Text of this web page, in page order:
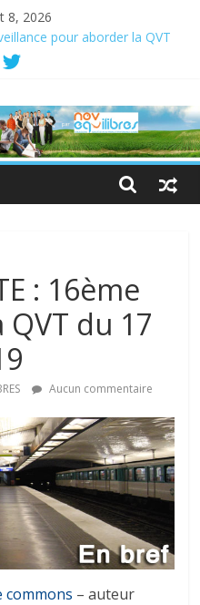
8, 2026
pour aborder la QVT
du 19 au 23 juin 2023
: En quête de sens au travail
QVT
: 16ème
du 17
Aucun commentaire
commons – auteur